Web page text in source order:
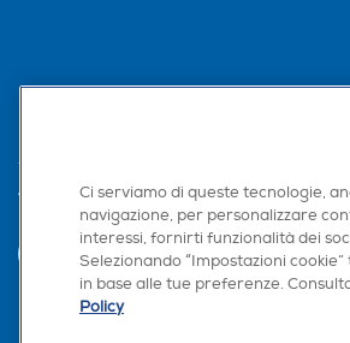
Trova negozioCi serviamo di queste tecnologie,
navigazione, per personalizzare
interessi, fornirti funzionalità dei
Selezionando “Impostazioni
in base alle tue preferenze.
Policy